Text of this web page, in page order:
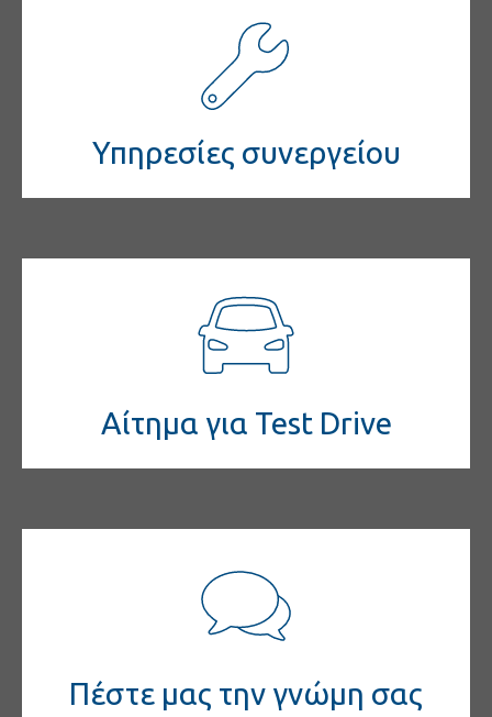
Υπηρεσίες συνεργείου
Αίτημα για Test Drive
Πέστε μας την γνώμη σας